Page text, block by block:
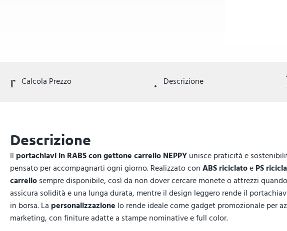
Calcola Prezzo Descrizione
Descrizione
Il portachiavi in RABS con gettone carrello NEPPYunisce praticità e
pensato per accompagnarti ogni giorno. Realizzato conABS riciclatoePS
carrellosempre disponibile, così da non dover cercare monete o attrezzi quando
assicura solidità e una lunga durata, mentre il design leggero rende il
in borsa. La personalizzazione lo rende ideale come gadget promozionale per
marketing, con finiture adatte a stampe nominative e full color.